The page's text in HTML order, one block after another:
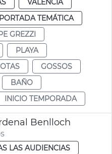
TEMÁTICA
GREZZI
PLAYA
GOSSOS
BAÑO
INICIO TEMPORADA
Benlloch
LAS AUDIENCIAS